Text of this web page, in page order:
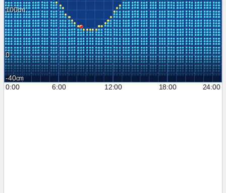
100
0
-40
0:00
6:00 12:00 18:00 24:00